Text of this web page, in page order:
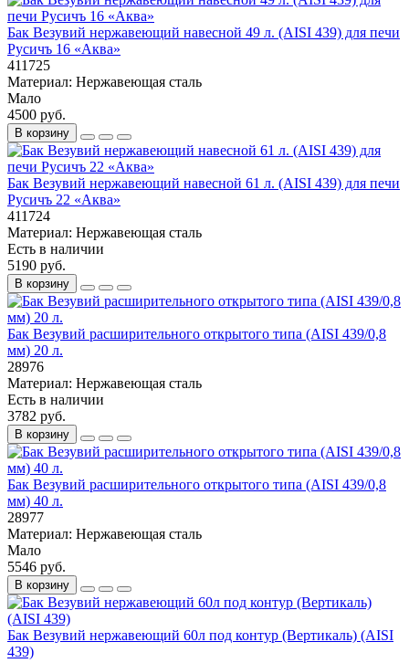
Бак Везувий нержавеющий навесной 49 л. (AISI 439) для печи
Русичъ 16 «Аква»
411725
Материал: Нержавеющая сталь
Мало
4500 руб.
В корзину
Бак Везувий нержавеющий навесной 61 л. (AISI 439) для печи
Русичъ 22 «Аква»
411724
Материал: Нержавеющая сталь
Есть в наличии
5190 руб.
В корзину
Бак Везувий расширительного открытого типа (AISI 439/0,8
мм) 20 л.
28976
Материал: Нержавеющая сталь
Есть в наличии
3782 руб.
В корзину
Бак Везувий расширительного открытого типа (AISI 439/0,8
мм) 40 л.
28977
Материал: Нержавеющая сталь
Мало
5546 руб.
В корзину
Бак Везувий нержавеющий 60л под контур (Вертикаль) (AISI
439)